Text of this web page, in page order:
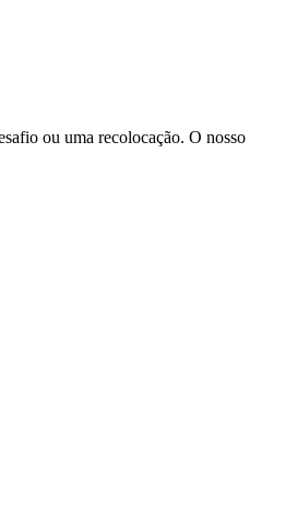
ou uma recolocação. O nosso